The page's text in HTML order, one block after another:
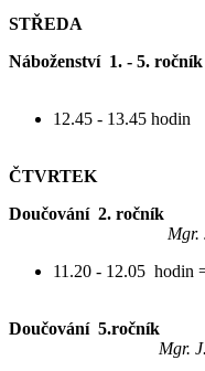
STŘEDA
12.45
ČTVRTEK
Mgr.
11.20 -
Mgr.